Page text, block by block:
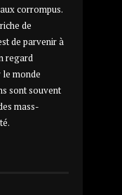
corrompus.
de
de parvenir à
regard
monde
sont souvent
mass-